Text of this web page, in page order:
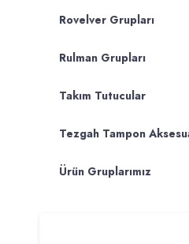
Rovelver Grupları
Rulman Grupları
Takım Tutucular
Tezgah Tampon
Ürün Gruplarımız